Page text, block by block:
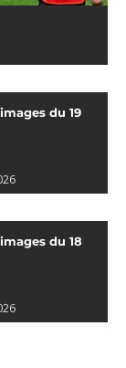
du 19
du 18